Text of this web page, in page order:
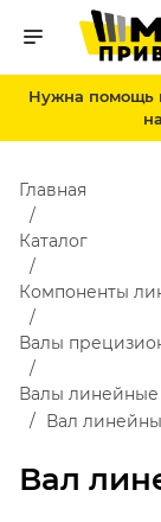
Нужна помощь
Вал
Главная
Каталог
Компоненты
Валы
Валы
Вал